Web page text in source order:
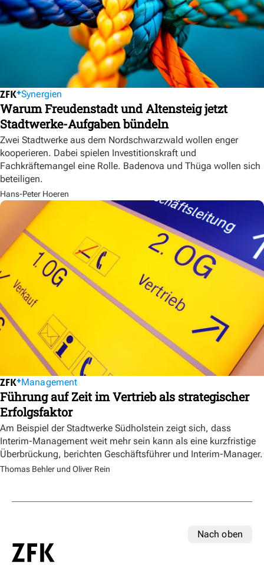
Synergien
Warum Freudenstadt und Altensteig jetzt
Stadtwerke-Aufgaben bündeln
Zwei Stadtwerke aus dem Nordschwarzwald wollen enger
kooperieren. Dabei spielen Investitionskraft und
Fachkräftemangel eine Rolle. Badenova und Thüga wollen sich
beteiligen.
Hans-Peter Hoeren
Management
Führung auf Zeit im Vertrieb als strategischer
Erfolgsfaktor
Am Beispiel der Stadtwerke Südholstein zeigt sich, dass
Interim-Management weit mehr sein kann als eine kurzfristige
Überbrückung, berichten Geschäftsführer und Interim-Manager.
Thomas Behler und Oliver Rein
Nach oben